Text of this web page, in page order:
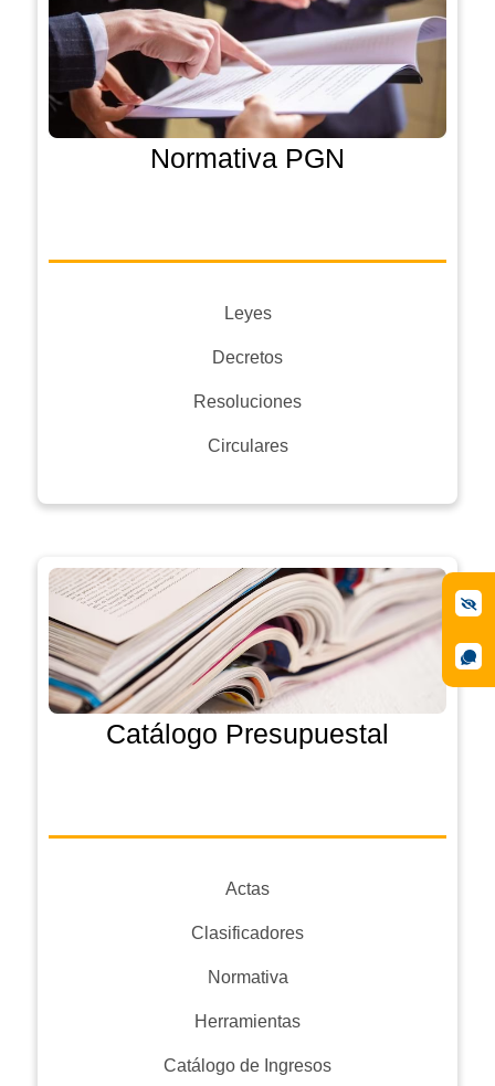
Normativa PGN
Leyes
Decretos
Resoluciones
Circulares
Catálogo Presupuestal
Actas
Clasificadores
Normativa
Herramientas
Catálogo de Ingresos